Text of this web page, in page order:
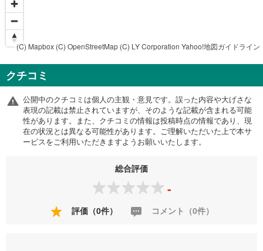
(C) Mapbox (C) OpenStreetMap (C) LY Corporation Yahoo!地図ガイドライン
クチコミ
公開中のクチコミは個人の主観・意見です。誤った内容や大げさな
表現の記載は禁止されていますが、そのような記載が含まれる可能
性があります。また、クチコミの情報は投稿時点の情報であり、現
在の状況とは異なる可能性があります。ご理解いただいた上で本サ
ービスをご利用いただきますようお願いいたします。
総合評価
-
評価（0件） コメント（0件）